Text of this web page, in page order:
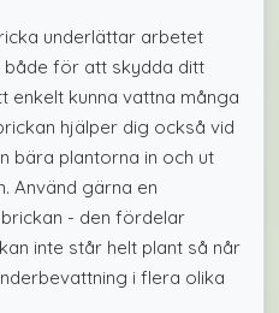
underlättar arbetet
både för att skydda ditt
enkelt kunna vattna många
hjälper dig också vid
bära plantorna in och ut
Använd gärna en
- den fördelar
inte står helt plant så når
i flera olika